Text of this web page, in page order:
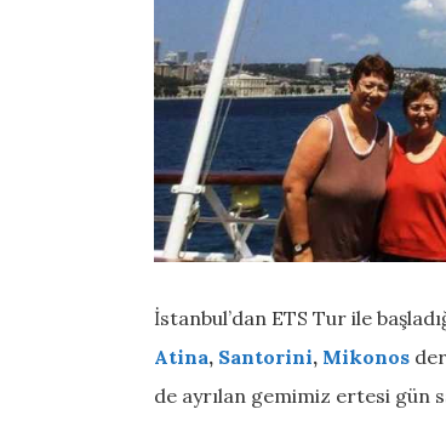
İstanbul’dan ETS Tur ile
Atina, Santorini, Mikonos
de ayrılan gemimiz ertesi gün